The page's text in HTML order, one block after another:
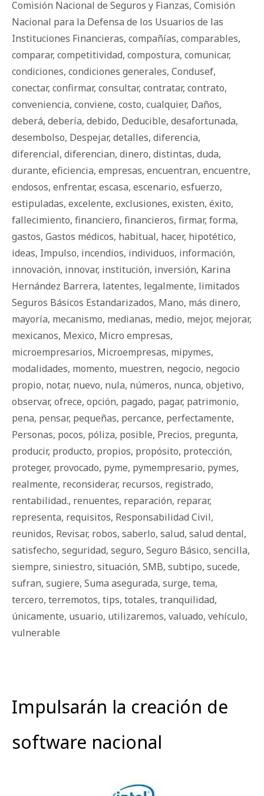
Comisión Nacional de Seguros y Fianzas, Comisión
Nacional para la Defensa de los Usuarios de las
Instituciones Financieras, compañías, comparables,
comparar, competitividad, compostura, comunicar,
condiciones, condiciones generales, Condusef,
conectar, confirmar, consultar, contratar, contrato,
conveniencia, conviene, costo, cualquier, Daños,
deberá, debería, debido, Deducible, desafortunada,
desembolso, Despejar, detalles, diferencia,
diferencial, diferencian, dinero, distintas, duda,
durante, eficiencia, empresas, encuentran, encuentre,
endosos, enfrentar, escasa, escenario, esfuerzo,
estipuladas, excelente, exclusiones, existen, éxito,
fallecimiento, financiero, financieros, firmar, forma,
gastos, Gastos médicos, habitual, hacer, hipotético,
ideas, Impulso, incendios, individuos, información,
innovación, innovar, institución, inversión, Karina
Hernández Barrera, latentes, legalmente, limitados
Seguros Básicos Estandarizados, Mano, más dinero,
mayoría, mecanismo, medianas, medio, mejor, mejorar,
mexicanos, Mexico, Micro empresas,
microempresarios, Microempresas, mipymes,
modalidades, momento, muestren, negocio, negocio
propio, notar, nuevo, nula, números, nunca, objetivo,
observar, ofrece, opción, pagado, pagar, patrimonio,
pena, pensar, pequeñas, percance, perfectamente,
Personas, pocos, póliza, posible, Precios, pregunta,
producir, producto, propios, propósito, protección,
proteger, provocado, pyme, pymempresario, pymes,
realmente, reconsiderar, recursos, registrado,
rentabilidad., renuentes, reparación, reparar,
representa, requisitos, Responsabilidad Civil,
reunidos, Revisar, robos, saberlo, salud, salud dental,
satisfecho, seguridad, seguro, Seguro Básico, sencilla,
siempre, siniestro, situación, SMB, subtipo, sucede,
sufran, sugiere, Suma asegurada, surge, tema,
tercero, terremotos, tips, totales, tranquilidad,
únicamente, usuario, utilizaremos, valuado, vehículo,
vulnerable
Impulsarán la creación de
software nacional